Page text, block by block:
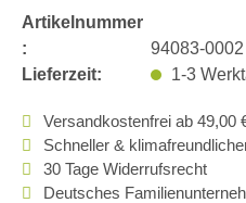
Artikelnummer
:
94083-0002
Lieferzeit:
1-3
Versandkostenfrei ab 49,00
Schneller &
30 Tage Widerrufsrecht
Deutsches